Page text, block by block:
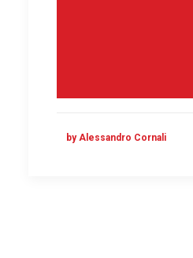
by Alessandro Cornali